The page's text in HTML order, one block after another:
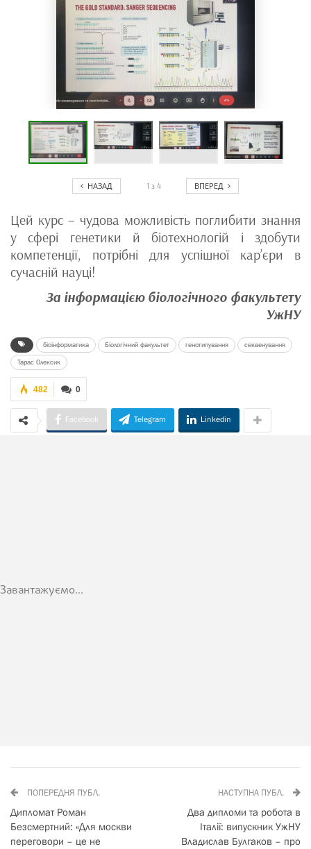
НАЗАД 1 з 4 ВПЕРЕД
Цей курс – чудова можливість поглибити знання
у сфері генетики й біотехнологій і здобути
компетенції, потрібні для успішної кар’єри в
сучасній науці!
За інформацією біологічного факультету
УжНУ
біоінформатика Біологічний факультет генотипування секвенування
Тарас Олексик
0
482
Facebook Telegram Linkedin
Завантажуємо...
ПОПЕРЕДНЯ ПУБЛ.
Дипломат Роман
Безсмертний: «Для москви
переговори – це не
НАСТУПНА ПУБЛ.
Два дипломи та робота в
Італії: випускник УжНУ
Владислав Булгаков – про